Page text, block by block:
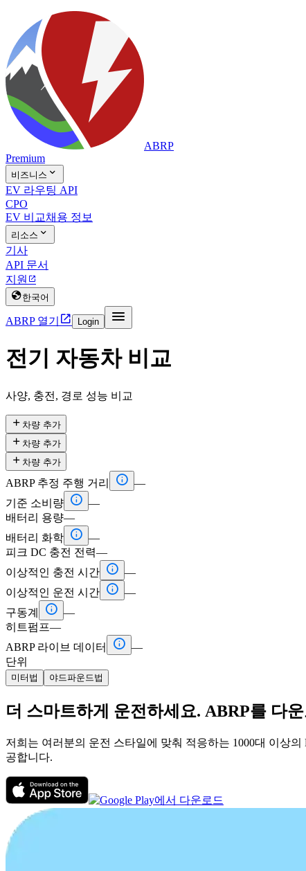
ABRP
Premium
비즈니스 
EV 라우팅 API
CPO
EV 비교채용 정보
리소스 
기사
API 문서
지원 
한국어
ABRP 열기  Login 
전기 자동차 비교
사양, 충전, 경로 성능 비교
 차량 추가
 차량 추가
 차량 추가
ABRP 추정 주행 거리  —
기준 소비량  —
배터리 용량—
배터리 화학  —
피크 DC 충전 전력—
이상적인 충전 시간  —
이상적인 운전 시간  —
구동계
 —
히트펌프—
ABRP 라이브 데이터
 —
단위
미터법 야드파운드법
더 스마트하게 운전하세요. ABRP를 다
저희는 여러분의 운전 스타일에 맞춰 적응하는 1000대 이상
공합니다.